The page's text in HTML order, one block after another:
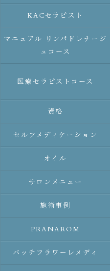
KACセラピスト
マニュアル リンパドレナージ
ュコース
医療セラピストコース
資格
セルフメディケーション
オイル
サロンメニュー
施術事例
PRANAROM
バッチフラワーレメディ